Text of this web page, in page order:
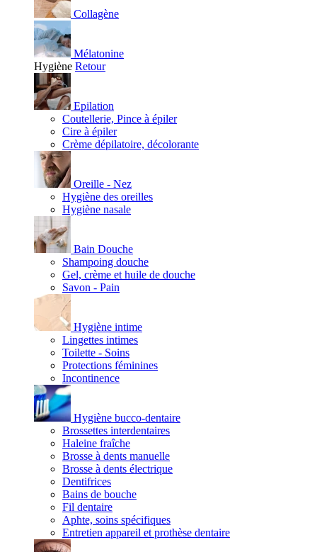
Collagène
Mélatonine
Hygiène Retour
Epilation
Coutellerie, Pince à épiler
Cire à épiler
Crème dépilatoire, décolorante
Oreille - Nez
Hygiène des oreilles
Hygiène nasale
Bain Douche
Shampoing douche
Gel, crème et huile de douche
Savon - Pain
Hygiène intime
Lingettes intimes
Toilette - Soins
Protections féminines
Incontinence
Hygiène bucco-dentaire
Brossettes interdentaires
Haleine fraîche
Brosse à dents manuelle
Brosse à dents électrique
Dentifrices
Bains de bouche
Fil dentaire
Aphte, soins spécifiques
Entretien appareil et prothèse dentaire